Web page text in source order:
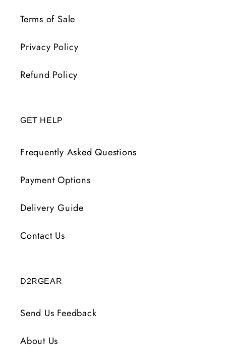
Terms of Sale
Privacy Policy
Refund Policy
GET HELP
Frequently Asked Questions
Payment Options
Delivery Guide
Contact Us
D2RGEAR
Send Us Feedback
About Us